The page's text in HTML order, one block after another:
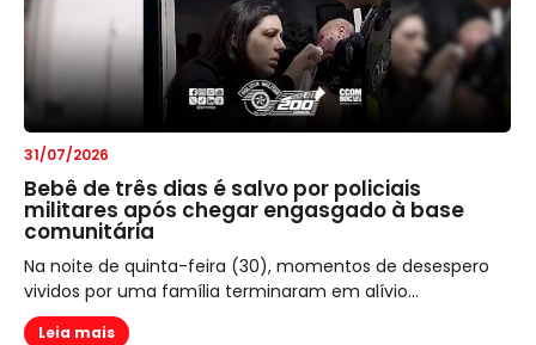
31/07/2026
Bebê de três dias é salvo por policiais
militares após chegar engasgado à base
comunitária
Na noite de quinta-feira (30), momentos de desespero
vividos por uma família terminaram em alívio...
Leia mais